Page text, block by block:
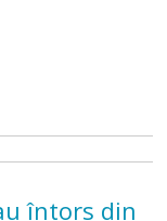
întors din